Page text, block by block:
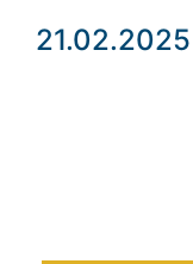
21.02.2025